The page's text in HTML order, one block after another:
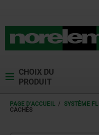
CHOIX DU
PRODUIT
PAGE D’ACCUEIL SYSTÈME
CACHÉS